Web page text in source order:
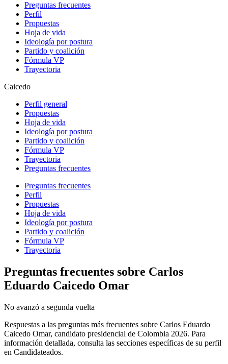
Preguntas frecuentes
Perfil
Propuestas
Hoja de vida
Ideología por postura
Partido y coalición
Fórmula VP
Trayectoria
Caicedo
Perfil general
Propuestas
Hoja de vida
Ideología por postura
Partido y coalición
Fórmula VP
Trayectoria
Preguntas frecuentes
Preguntas frecuentes
Perfil
Propuestas
Hoja de vida
Ideología por postura
Partido y coalición
Fórmula VP
Trayectoria
Preguntas frecuentes sobre Carlos
Eduardo Caicedo Omar
No avanzó a segunda vuelta
Respuestas a las preguntas más frecuentes sobre Carlos Eduardo
Caicedo Omar, candidato presidencial de Colombia 2026. Para
información detallada, consulta las secciones específicas de su perfil
en Candidateados.